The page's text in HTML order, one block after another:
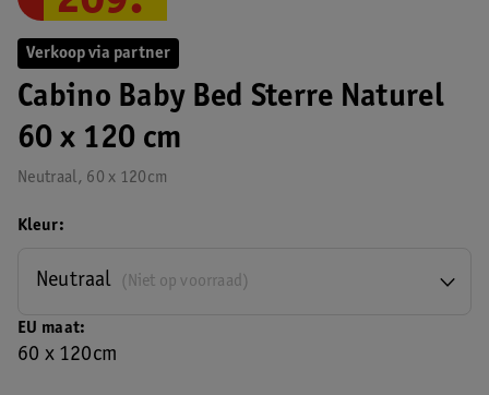
Verkoop via partner
Cabino Baby Bed Sterre Naturel
60 x 120 cm
Neutraal, 60 x 120cm
EU maat
60 x 120cm
Kleur
(Niet op voorraad)
Neutraal